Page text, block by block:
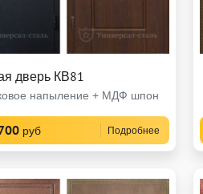
дверь КВ81
напыление + МДФ шпон
руб Подробнее